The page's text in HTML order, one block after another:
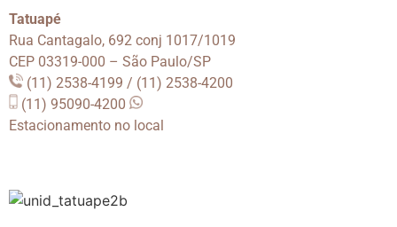
Tatuapé
Rua Cantagalo, 692 conj 1017/1019
CEP 03319-000 – São Paulo/SP
(11) 2538-4199 / (11) 2538-4200
(11) 95090-4200
Estacionamento no local